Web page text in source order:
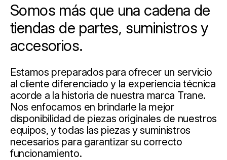
Somos más que una cadena de
tiendas de partes, suministros y
accesorios.
Estamos preparados para ofrecer un servicio
al cliente diferenciado y la experiencia técnica
acorde a la historia de nuestra marca Trane.
Nos enfocamos en brindarle la mejor
disponibilidad de piezas originales de nuestros
equipos, y todas las piezas y suministros
necesarios para garantizar su correcto
funcionamiento.